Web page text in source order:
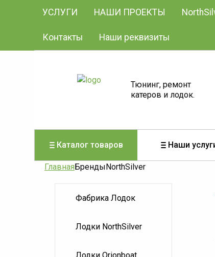
УСЛУГИ НАШИ ПРОЕКТЫ
Контакты Наши реквизиты
Тюнинг, ремонт
катеров и лодок.
Каталог товаров Наши
ГлавнаяБрендыNorthSilver
Фабрика Лодок
Лодки NorthSilver